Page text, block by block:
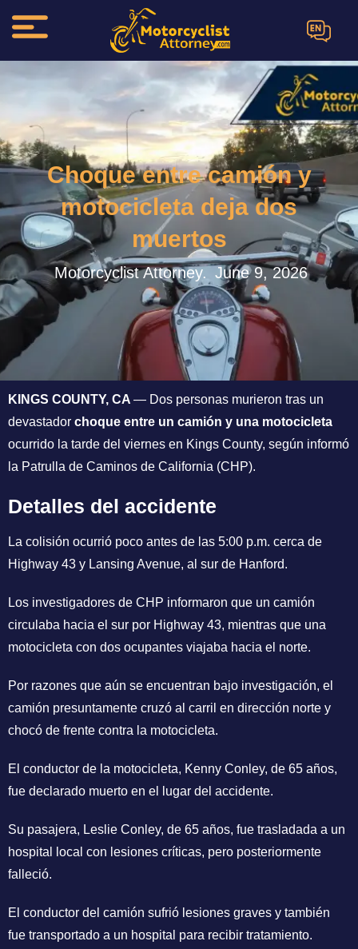
EN
Choque entre camión y
motocicleta deja dos
muertos
Motorcyclist Attorney. June 9, 2026
KINGS COUNTY, CA — Dos personas murieron tras un
devastador choque entre un camión y una motocicleta
ocurrido la tarde del viernes en Kings County, según informó
la Patrulla de Caminos de California (CHP).
Detalles del accidente
La colisión ocurrió poco antes de las 5:00 p.m. cerca de
Highway 43 y Lansing Avenue, al sur de Hanford.
Los investigadores de CHP informaron que un camión
circulaba hacia el sur por Highway 43, mientras que una
motocicleta con dos ocupantes viajaba hacia el norte.
Por razones que aún se encuentran bajo investigación, el
camión presuntamente cruzó al carril en dirección norte y
chocó de frente contra la motocicleta.
El conductor de la motocicleta, Kenny Conley, de 65 años,
fue declarado muerto en el lugar del accidente.
Su pasajera, Leslie Conley, de 65 años, fue trasladada a un
hospital local con lesiones críticas, pero posteriormente
falleció.
El conductor del camión sufrió lesiones graves y también
fue transportado a un hospital para recibir tratamiento.